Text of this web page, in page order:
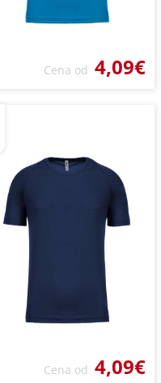
Cena od 4,09€
Cena od 4,09€